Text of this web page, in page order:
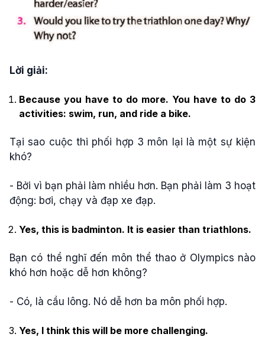
Lời giải:
Because you have to do more. You have to do 3
activities: swim, run, and ride a bike.
Tại sao cuộc thi phối hợp 3 môn lại là một sự kiện
khó?
- Bởi vì bạn phải làm nhiều hơn. Bạn phải làm 3 hoạt
động: bơi, chạy và đạp xe đạp.
Yes, this is badminton. It is easier than triathlons.
Bạn có thể nghĩ đến môn thể thao ở Olympics nào
khó hơn hoặc dễ hơn không?
- Có, là cầu lông. Nó dễ hơn ba môn phối hợp.
Yes, I think this will be more challenging.